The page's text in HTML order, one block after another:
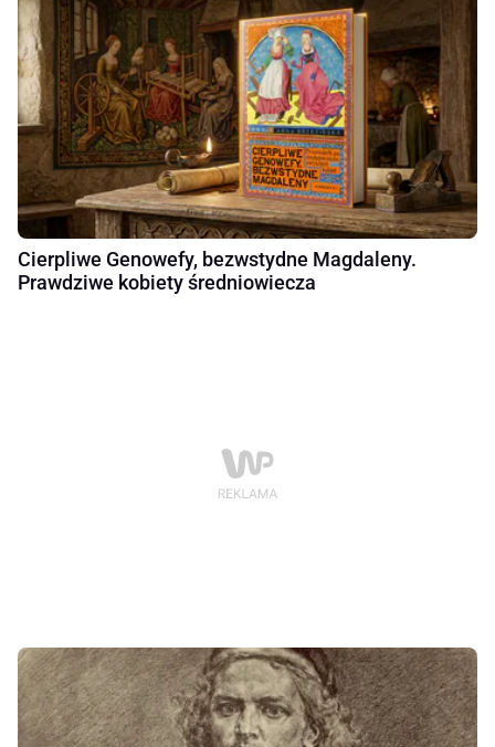
Cierpliwe Genowefy, bezwstydne Magdaleny.
Prawdziwe kobiety średniowiecza